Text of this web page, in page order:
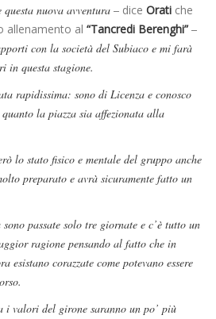
nuova avventura – dice Orati che
allenamento al “Tancredi Berenghi” –
con la società del Subiaco e mi farà
in questa stagione.
rapidissima: sono di Licenza e conosco
la piazza sia affezionata alla
lo stato fisico e mentale del gruppo anche
preparato e avrà sicuramente fatto un
passate solo tre giornate e c’è tutto un
ragione pensando al fatto che in
esistano corazzate come potevano essere
valori del girone saranno un po’ più